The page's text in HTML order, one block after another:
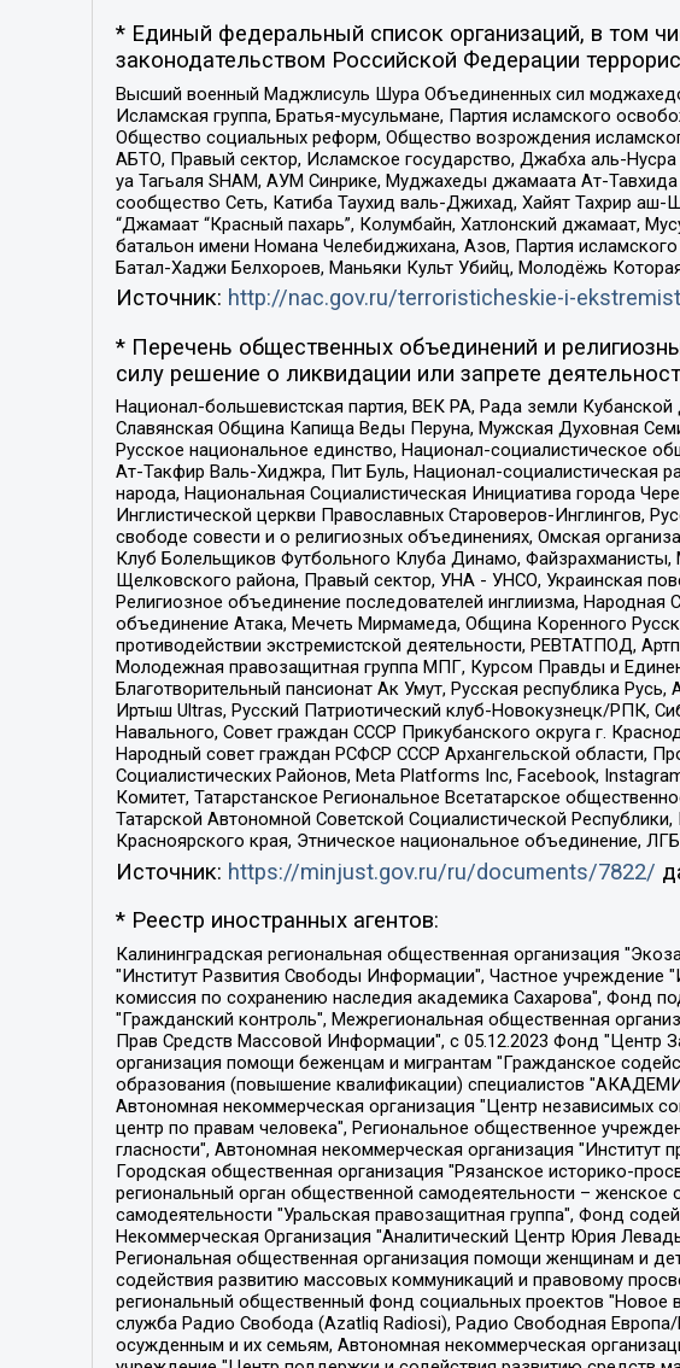
* Единый федеральный список организаций, в том
законодательством Российской Федерации
Высший военный Маджлисуль Шура Объединенных сил
Исламская группа, Братья-мусульмане, Партия исламского
Общество социальных реформ, Общество возрождения
АБТО, Правый сектор, Исламское государство, Джабха аль-
уа Тагьаля SHAM, АУМ Синрике, Муджахеды джамаата Ат-
сообщество Сеть, Катиба Таухид валь-Джихад, Хайят Тахрир
“Джамаат “Красный пахарь”, Колумбайн, Хатлонский джамаат,
батальон имени Номана Челебиджихана, Азов, Партия
Батал-Хаджи Белхороев, Маньяки Культ Убийц, Молодёжь
Источник: http://nac.gov.ru/terroristicheskie-i-
* Перечень общественных объединений и
силу решение о ликвидации или запрете
Национал-большевистская партия, ВЕК РА, Рада земли
Славянская Община Капища Веды Перуна, Мужская Духовная
Русское национальное единство, Национал-социалистическое
Ат-Такфир Валь-Хиджра, Пит Буль, Национал-социалистическая
народа, Национальная Социалистическая Инициатива города
Инглистической церкви Православных Староверов-Инглингов,
свободе совести и о религиозных объединениях, Омская
Клуб Болельщиков Футбольного Клуба Динамо, Файзрахманисты,
Щелковского района, Правый сектор, УНА - УНСО, Украинская
Религиозное объединение последователей инглиизма,
объединение Атака, Мечеть Мирмамеда, Община Коренного
противодействии экстремистской деятельности, РЕВТАТПОД,
Молодежная правозащитная группа МПГ, Курсом Правды и
Благотворительный пансионат Ак Умут, Русская республика
Иртыш Ultras, Русский Патриотический клуб-Новокузнецк/РПК,
Навального, Совет граждан СССР Прикубанского округа г.
Народный совет граждан РСФСР СССР Архангельской области,
Социалистических Районов, Meta Platforms Inc, Facebook,
Комитет, Татарстанское Региональное Всетатарское
Татарской Автономной Советской Социалистической
Красноярского края, Этническое национальное объединение,
Источник: https://minjust.gov.ru/ru/documents/7822/
* Реестр иностранных агентов:
Калининградская региональная общественная организация "Экозащита!-Женсовет", Фонд содействия защите прав и свобод граждан "Общественный вердикт", Фонд "Институт Развития Свободы Информации", Частное учреждение "Информационное агентство МЕМО. РУ", Региональная общественная организация "Общественная комиссия по сохранению наследия академика Сахарова", Фонд поддержки свободы прессы, Санкт-Петербургская общественная правозащитная организация "Гражданский контроль", Межрегиональная общественная организация "Информационно-просветительский центр "Мемориал", Региональный Фонд "Центр Защиты Прав Средств Массовой Информации", с 05.12.2023 Фонд "Центр Защиты Прав Средств массовой информации", Региональная общественная благотворительная организация помощи беженцам и мигрантам "Гражданское содействие", Негосударственное образовательное учреждение дополнительного профессионального образования (повышение квалификации) специалистов "АКАДЕМИЯ ПО ПРАВАМ ЧЕЛОВЕКА", Свердловская региональная общественная организация "Сутяжник", Автономная некоммерческая организация "Центр независимых социологических исследований", Союз общественных объединений "Российский исследовательский центр по правам человека", Региональное общественное учреждение научно-информационный центр "МЕМОРИАЛ", Некоммерческая организация "Фонд защиты гласности", Автономная некоммерческая организация "Институт прав человека", Городская общественная организация "Екатеринбургское общество "МЕМОРИАЛ", Городская общественная организация "Рязанское историко-просветительское и правозащитное общество "Мемориал" (Рязанский Мемориал), Челябинский региональный орган общественной самодеятельности – женское общественное объединение "Женщины Евразии", Челябинский региональный орган общественной самодеятельности "Уральская правозащитная группа", Фонд содействия защите здоровья и социальной справедливости имени Андрея Рылькова, Автономная Некоммерческая Организация "Аналитический Центр Юрия Левады", Автономная некоммерческая организация социальной поддержки населения "Проект Апрель", Региональная общественная организация помощи женщинам и детям, находящимся в кризисной ситуации "Информационно-методический центр "Анна", Фонд содействия развитию массовых коммуникаций и правовому просвещению "Так-так-Так", Фонд содействия устойчивому развитию "Серебряная тайга", Свердловский региональный общественный фонд социальных проектов "Новое время", "Idel.Реалии", Кавказ.Реалии, Крым.Реалии, Телеканал Настоящее Время, Татаро-башкирская служба Радио Свобода (Azatliq Radiosi), Радио Свободная Европа/Радио Свобода (PCE/PC), "Сибирь.Реалии", "Фактограф", Благотворительный фонд помощи осужденным и их семьям, Автономная некоммерческая организация "Институт глобализации и социальных движений", Фонд "В защиту прав заключенных", Частное учреждение "Центр поддержки и содействия развитию средств массовой информации", Пензенский региональный общественный благотворительный фонд "Гражданский союз", "Север.Реалии", Некоммерческая организация Фонд "Правовая инициатива", Общество с ограниченной ответственностью "Радио Свободная Европа/Радио Свобода", Чешское информационное агентство "MEDIUM-ORIENT", Красноярская региональная общественная организация "Мы против СПИДа", Камалягин Денис Николаевич, Маркелов Сергей Евгеньевич, Пономарев Лев Александрович, Савицкая Людмила Алексеевна, Автономная некоммерческая организация "Центр по работе с проблемой насилия "НАСИЛИЮ.НЕТ", Межрегиональный профессиональный союз работников здравоохранения "Альянс врачей", Юридическое лицо, зарегистрированное в Латвийской Республике, SIA "Medusa Project" (регистрационный номер 40103797863, дата регистрации 10.06.2014), Некоммерческая организация "Фонд по борьбе с коррупцией", Автономная некоммерческая организация "Институт права и публичной политики", Баданин Роман Сергеевич, Гликин Максим Александрович, Железнова Мария Михайловна,